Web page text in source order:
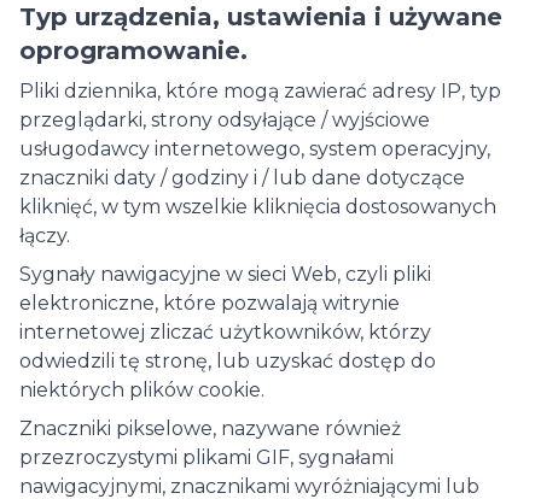
Typ urządzenia, ustawienia i używane
oprogramowanie.
Pliki dziennika, które mogą zawierać adresy IP, typ
przeglądarki, strony odsyłające / wyjściowe
usługodawcy internetowego, system operacyjny,
znaczniki daty / godziny i / lub dane dotyczące
kliknięć, w tym wszelkie kliknięcia dostosowanych
łączy.
Sygnały nawigacyjne w sieci Web, czyli pliki
elektroniczne, które pozwalają witrynie
internetowej zliczać użytkowników, którzy
odwiedzili tę stronę, lub uzyskać dostęp do
niektórych plików cookie.
Znaczniki pikselowe, nazywane również
przezroczystymi plikami GIF, sygnałami
nawigacyjnymi, znacznikami wyróżniającymi lub